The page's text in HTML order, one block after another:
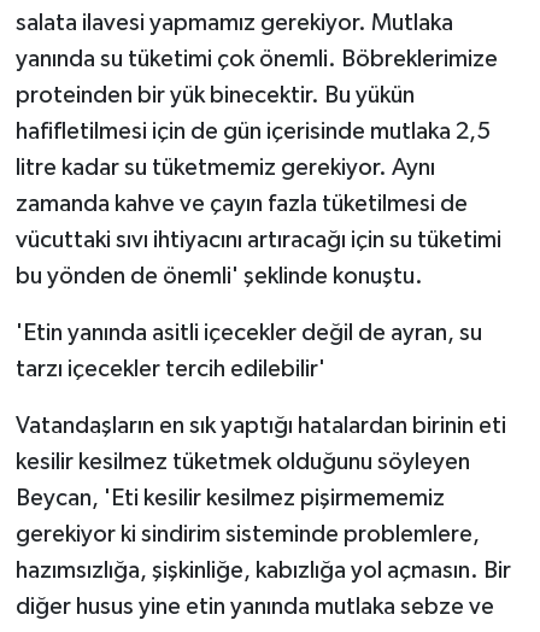
salata ilavesi yapmamız gerekiyor. Mutlaka
yanında su tüketimi çok önemli. Böbreklerimize
proteinden bir yük binecektir. Bu yükün
hafifletilmesi için de gün içerisinde mutlaka 2,5
litre kadar su tüketmemiz gerekiyor. Aynı
zamanda kahve ve çayın fazla tüketilmesi de
vücuttaki sıvı ihtiyacını artıracağı için su tüketimi
bu yönden de önemli' şeklinde konuştu.
'Etin yanında asitli içecekler değil de ayran, su
tarzı içecekler tercih edilebilir'
Vatandaşların en sık yaptığı hatalardan birinin eti
kesilir kesilmez tüketmek olduğunu söyleyen
Beycan, 'Eti kesilir kesilmez pişirmememiz
gerekiyor ki sindirim sisteminde problemlere,
hazımsızlığa, şişkinliğe, kabızlığa yol açmasın. Bir
diğer husus yine etin yanında mutlaka sebze ve